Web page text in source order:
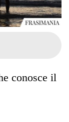
conosce il